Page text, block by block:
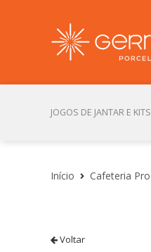
JOGOS DE JANTAR E KITS
Início Cafeteria Pro
Voltar